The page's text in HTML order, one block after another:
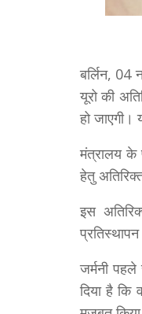
बर्लिन, 04
यूरो की
हो जाएगी।
मंत्रालय के
हेतु
इस
प्रतिस्थापन
जर्मनी
दिया है कि